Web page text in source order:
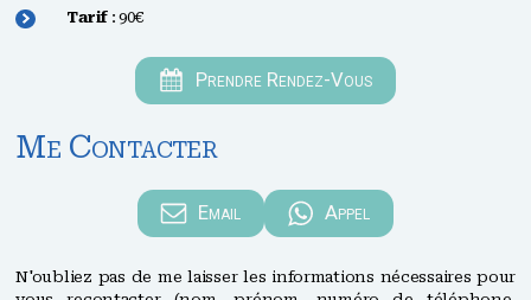
Tarif : 90€
Prendre Rendez-Vous
Me Contacter
Email Appel
N'oubliez pas de me laisser les informations nécessaires pour